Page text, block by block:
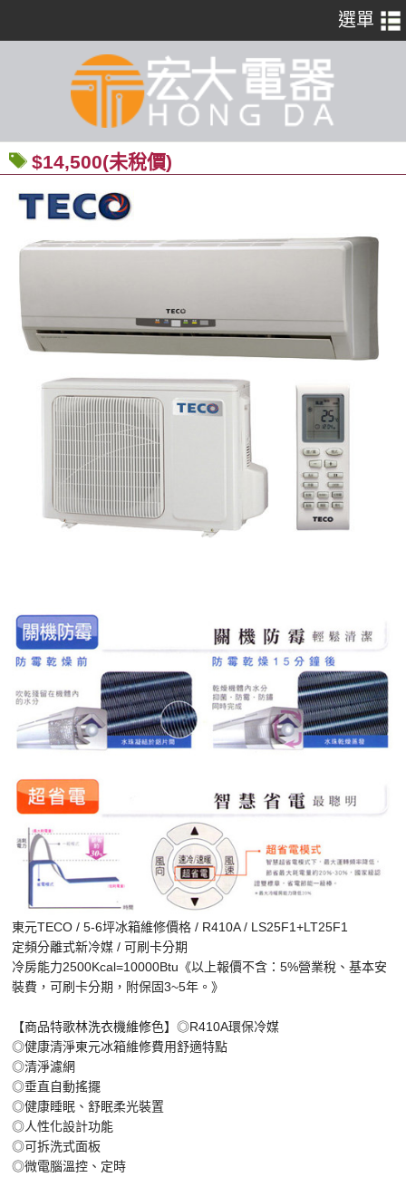
$14,500(未稅價)
東元TECO / 5-6坪冰箱維修價格 / R410A / LS25F1+LT25F1
定頻分離式新冷媒 / 可刷卡分期
冷房能力2500Kcal=10000Btu《以上報價不含：5%營業稅、基本安
裝費，可刷卡分期，附保固3~5年。》
【商品特歌林洗衣機維修色】◎R410A環保冷媒
◎健康清淨東元冰箱維修費用舒適特點
◎清淨濾網
◎垂直自動搖擺
◎健康睡眠、舒眠柔光裝置
◎人性化設計功能
◎可拆洗式面板
◎微電腦溫控、定時